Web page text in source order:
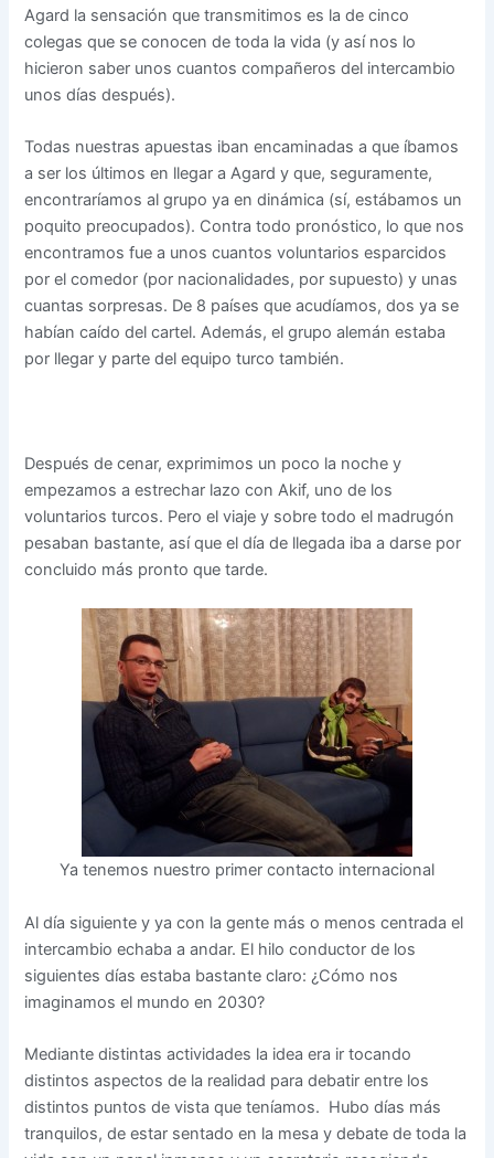
Agard la sensación que transmitimos es la de cinco
colegas que se conocen de toda la vida (y así nos lo
hicieron saber unos cuantos compañeros del intercambio
unos días después).
Todas nuestras apuestas iban encaminadas a que íbamos
a ser los últimos en llegar a Agard y que, seguramente,
encontraríamos al grupo ya en dinámica (sí, estábamos un
poquito preocupados). Contra todo pronóstico, lo que nos
encontramos fue a unos cuantos voluntarios esparcidos
por el comedor (por nacionalidades, por supuesto) y unas
cuantas sorpresas. De 8 países que acudíamos, dos ya se
habían caído del cartel. Además, el grupo alemán estaba
por llegar y parte del equipo turco también.
Después de cenar, exprimimos un poco la noche y
empezamos a estrechar lazo con Akif, uno de los
voluntarios turcos. Pero el viaje y sobre todo el madrugón
pesaban bastante, así que el día de llegada iba a darse por
concluido más pronto que tarde.
Ya tenemos nuestro primer contacto internacional
Al día siguiente y ya con la gente más o menos centrada el
intercambio echaba a andar. El hilo conductor de los
siguientes días estaba bastante claro: ¿Cómo nos
imaginamos el mundo en 2030?
Mediante distintas actividades la idea era ir tocando
distintos aspectos de la realidad para debatir entre los
distintos puntos de vista que teníamos. Hubo días más
tranquilos, de estar sentado en la mesa y debate de toda la